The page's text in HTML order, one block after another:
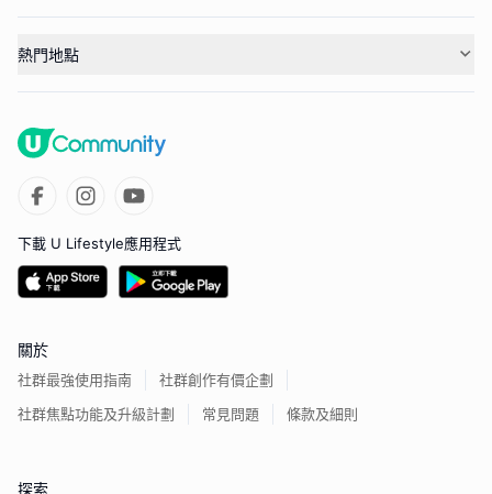
熱門地點
下載 U Lifestyle應用程式
關於
社群最強使用指南
社群創作有價企劃
社群焦點功能及升級計劃
常見問題 條款及細則
探索